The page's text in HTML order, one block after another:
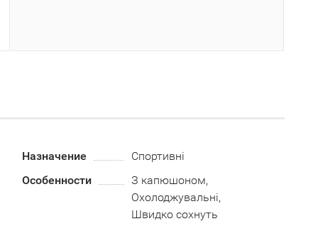
Назначение
Спортивні
Особенности
З капюшоном,
Охолоджувальні,
Швидко сохнуть